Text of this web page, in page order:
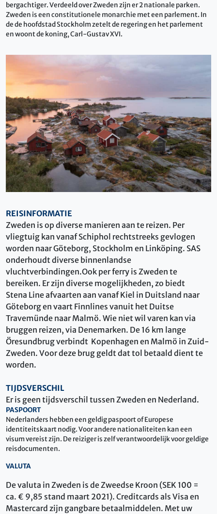
bergachtiger. Verdeeld over Zweden zijn er 2 nationale parken.
Zweden is een constitutionele monarchie met een parlement. In
de de hoofdstad Stockholm zetelt de regering en het parlement
en woont de koning, Carl-Gustav XVI.
REISINFORMATIE
Zweden is op diverse manieren aan te reizen. Per
vliegtuig kan vanaf Schiphol rechtstreeks gevlogen
worden naar Göteborg, Stockholm en Linköping. SAS
onderhoudt diverse binnenlandse
vluchtverbindingen.Ook per ferry is Zweden te
bereiken. Er zijn diverse mogelijkheden, zo biedt
Stena Line afvaarten aan vanaf Kiel in Duitsland naar
Göteborg en vaart Finnlines vanuit het Duitse
Travemünde naar Malmö. Wie niet wil varen kan via
bruggen reizen, via Denemarken. De 16 km lange
Öresundbrug verbindt Kopenhagen en Malmö in Zuid-
Zweden. Voor deze brug geldt dat tol betaald dient te
worden.
TIJDSVERSCHIL
Er is geen tijdsverschil tussen Zweden en Nederland.
PASPOORT
Nederlanders hebben een geldig paspoort of Europese
identiteitskaart nodig. Voor andere nationaliteiten kan een
visum vereist zijn. De reiziger is zelf verantwoordelijk voor geldige
reisdocumenten.
VALUTA
De valuta in Zweden is de Zweedse Kroon (SEK 100 =
ca. € 9,85 stand maart 2021). Creditcards als Visa en
Mastercard zijn gangbare betaalmiddelen. Met uw